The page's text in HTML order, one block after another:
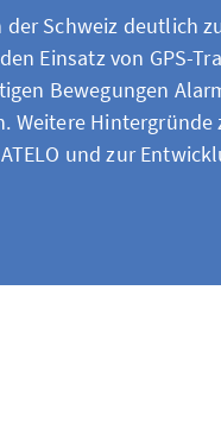
Schweiz deutlich
Einsatz von GPS-
Bewegungen
Weitere Hintergründe
und zur